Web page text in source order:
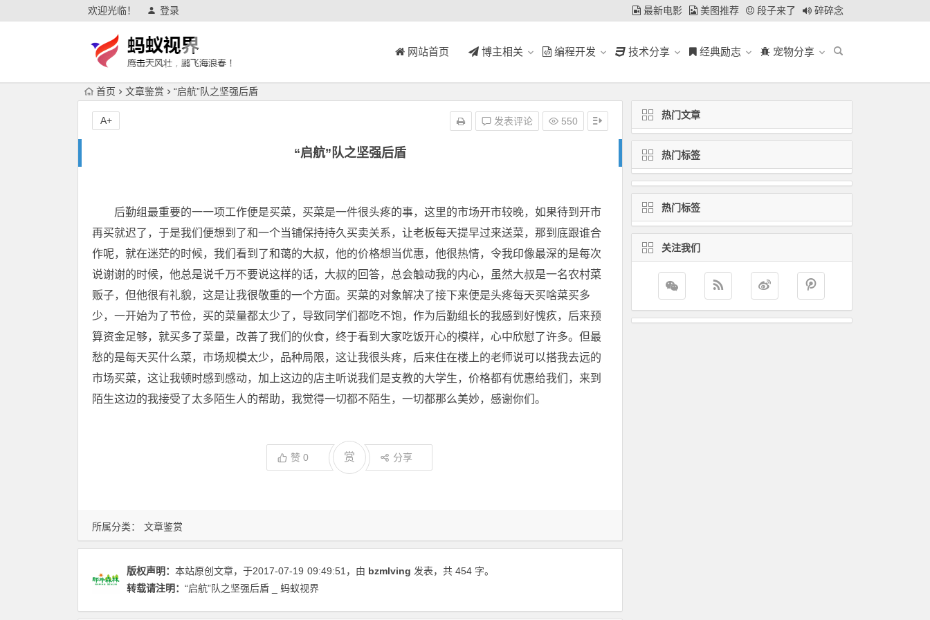
欢迎光临！ 登录 最新电影 美图推荐 段子来了 碎碎念
网站首页 博主相关 编程开发 技术分享 经典励志 宠物分享
首页 文章鉴赏 “启航”队之坚强后盾
“启航”队之坚强后盾
发表评论 550
A+
所属分类： 文章鉴赏
后勤组最重要的一一项工作便是买菜，买菜是一件很头疼的事，这里的市场开市较晚，如果待到开市
再买就迟了，于是我们便想到了和一个当铺保持持久买卖关系，让老板每天提早过来送菜，那到底跟谁合
作呢，就在迷茫的时候，我们看到了和蔼的大叔，他的价格想当优惠，他很热情，令我印像最深的是每次
说谢谢的时候，他总是说千万不要说这样的话，大叔的回答，总会触动我的内心，虽然大叔是一名农村菜
贩子，但他很有礼貌，这是让我很敬重的一个方面。买菜的对象解决了接下来便是头疼每天买啥菜买多
少，一开始为了节俭，买的菜量都太少了，导致同学们都吃不饱，作为后勤组长的我感到好愧疚，后来预
算资金足够，就买多了菜量，改善了我们的伙食，终于看到大家吃饭开心的模样，心中欣慰了许多。但最
愁的是每天买什么菜，市场规模太少，品种局限，这让我很头疼，后来住在楼上的老师说可以搭我去远的
市场买菜，这让我顿时感到感动，加上这边的店主听说我们是支教的大学生，价格都有优惠给我们，来到
陌生这边的我接受了太多陌生人的帮助，我觉得一切都不陌生，一切都那么美妙，感谢你们。
赞 0 赏 分享
版权声明： 本站原创文章，于2017-07-19 09:49:51 ，由 bzmlving 发表，共 454 字。
转载请注明： “启航”队之坚强后盾 _ 蚂蚁视界
热门文章
热门标签
热门标签
关注我们